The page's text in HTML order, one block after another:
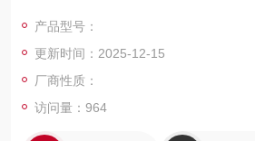
产品型号：
更新时间：2025-12-15
厂商性质：
访问量： 964